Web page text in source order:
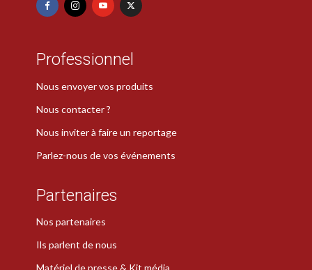
Professionnel
Nous envoyer vos produits
Nous contacter ?
Nous inviter à faire un reportage
Parlez-nous de vos événements
Partenaires
Nos partenaires
Ils parlent de nous